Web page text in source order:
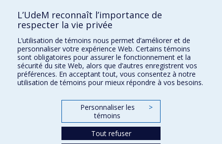
Qui fait quoi?
Nous trouver
Plan du site
Accessibilité
L’UdeM reconnaît l’importance de
respecter la vie privée
L’utilisation de témoins nous permet d’améliorer et de
personnaliser votre expérience Web. Certains témoins
sont obligatoires pour assurer le fonctionnement et la
sécurité du site Web, alors que d’autres enregistrent vos
préférences. En acceptant tout, vous consentez à notre
utilisation de témoins pour mieux répondre à vos besoins.
Personnaliser les
témoins
>
Tout refuser